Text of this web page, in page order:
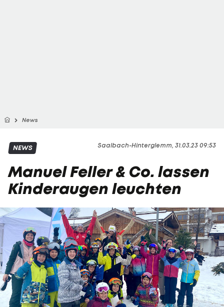
News
Saalbach-Hinterglemm, 31.03.23 09:53
NEWS
Manuel Feller & Co. lassen
Kinderaugen leuchten